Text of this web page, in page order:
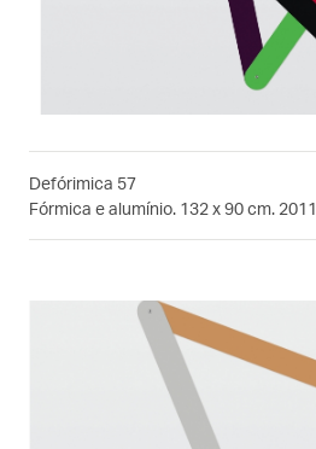
Defórimica 57
Fórmica e alumínio. 132 x 90 cm. 2011